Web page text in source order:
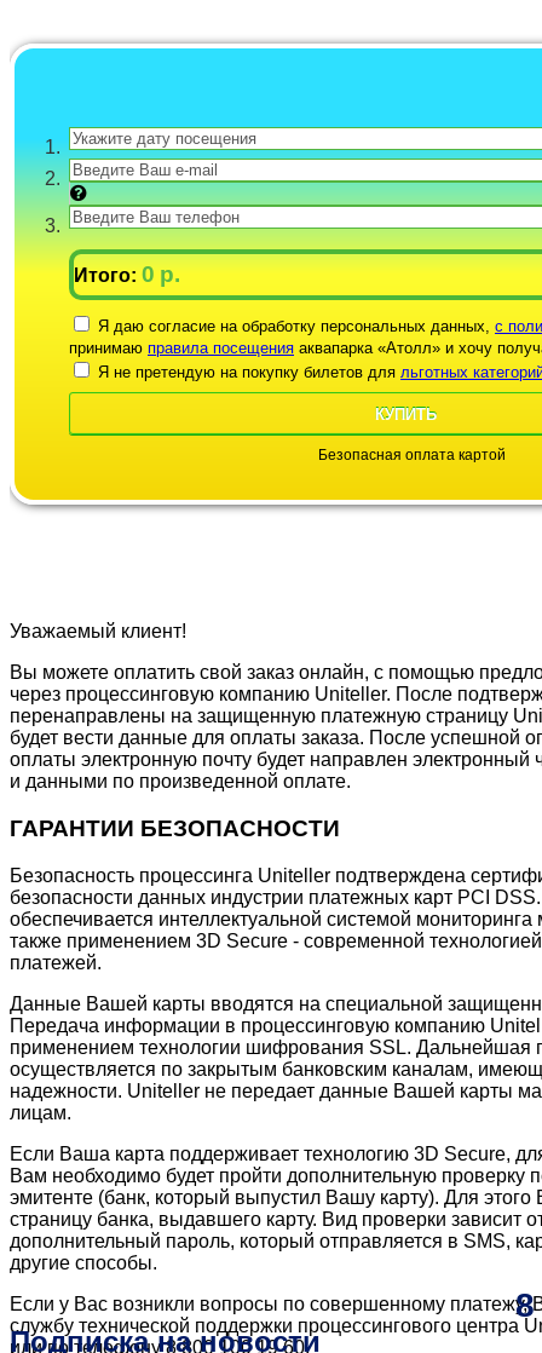
1.
2.
3.
Итого: 0 р.
Я даю согласие на обработку персональных данных, c
принимаю правила посещения аквапарка «Атолл» и хочу
Я не претендую на покупку билетов для льготных
КУПИТЬ
Безопасная оплата картой
Подписка на новости
8
Уважаемый клиент!
Вы можете оплатить свой заказ онлайн, с помощью
через процессинговую компанию Uniteller. После
перенаправлены на защищенную платежную страницу
будет вести данные для оплаты заказа. После успешной
оплаты электронную почту будет направлен электронный
и данными по произведенной оплате.
ГАРАНТИИ БЕЗОПАСНОСТИ
Безопасность процессинга Uniteller подтверждена
безопасности данных индустрии платежных карт PCI
обеспечивается интеллектуальной системой
также применением 3D Secure - современной
платежей.
Данные Вашей карты вводятся на специальной
Передача информации в процессинговую компанию
применением технологии шифрования SSL. Дальнейшая
осуществляется по закрытым банковским каналам,
надежности. Uniteller не передает данные Вашей карты
лицам.
Если Ваша карта поддерживает технологию 3D Secure,
Вам необходимо будет пройти дополнительную проверку
эмитенте (банк, который выпустил Вашу карту). Для
страницу банка, выдавшего карту. Вид проверки зависит
дополнительный пароль, который отправляется в SMS,
другие способы.
Если у Вас возникли вопросы по совершенному платежу,
службу технической поддержки процессингового центра
или по телефону 8 800 100 19 60.